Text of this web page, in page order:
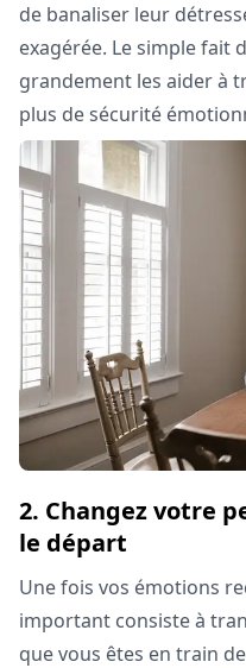
de banaliser leur
exagérée. Le simple fait
grandement les aider à
plus de sécurité
2. Changez votre
le départ
Une fois vos émotions
important consiste à
que vous êtes en train